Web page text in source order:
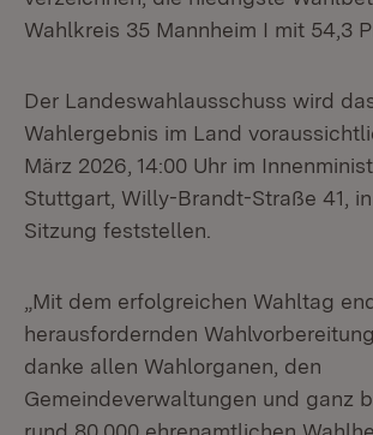
Wahlkreis 35 Mannheim I mit 54,3
Der Landeswahlausschuss wird
Wahlergebnis im Land
März 2026, 14:00 Uhr im
Stuttgart, Willy-Brandt-Straße 41,
Sitzung feststellen.
„Mit dem erfolgreichen Wahltag
herausfordernden
danke allen Wahlorganen, den
Gemeindeverwaltungen und ganz